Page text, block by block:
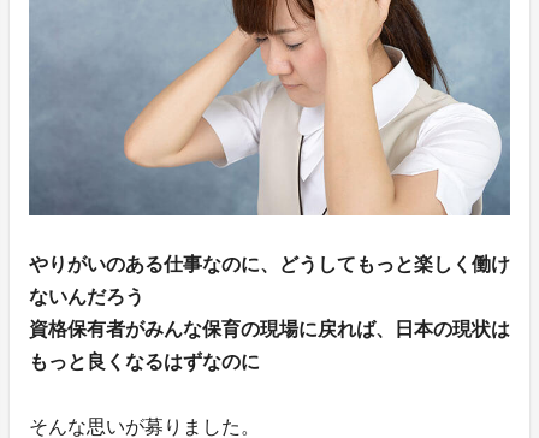
やりがいのある仕事なのに、どうしてもっと楽しく働け
ないんだろう
資格保有者がみんな保育の現場に戻れば、日本の現状は
もっと良くなるはずなのに
そんな思いが募りました。